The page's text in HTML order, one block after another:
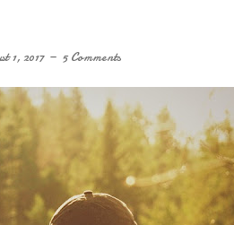
1, 2017 5 Comments